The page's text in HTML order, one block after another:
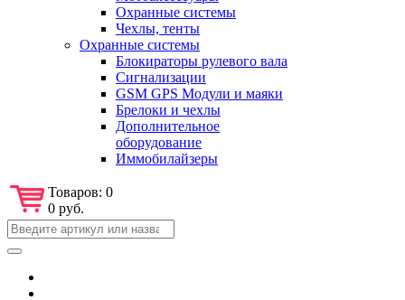
Охранные системы
Чехлы, тенты
Охранные системы
Блокираторы рулевого вала
Сигнализации
GSM GPS Модули и маяки
Брелоки и чехлы
Дополнительное
оборудование
Иммобилайзеры
Товаров: 0
0 руб.